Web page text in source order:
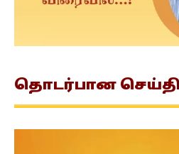
தொடர்பான